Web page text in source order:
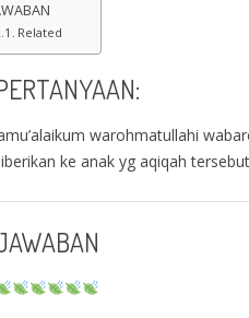
Related
warohmatullahi
ke anak yg aqiqah